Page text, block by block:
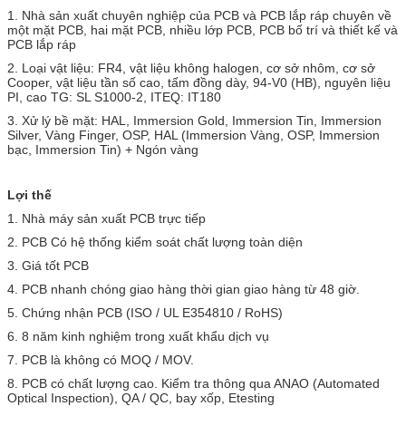
1. Nhà sản xuất chuyên nghiệp của PCB và PCB lắp ráp chuyên về
một mặt PCB, hai mặt PCB, nhiều lớp PCB, PCB bố trí và thiết kế và
PCB lắp ráp
2. Loại vật liệu: FR4, vật liệu không halogen, cơ sở nhôm, cơ sở
Cooper, vật liệu tần số cao, tấm đồng dày, 94-V0 (HB), nguyên liệu
PI, cao TG: SL S1000-2, ITEQ: IT180
3. Xử lý bề mặt: HAL, Immersion Gold, Immersion Tin, Immersion
Silver, Vàng Finger, OSP, HAL (Immersion Vàng, OSP, Immersion
bạc, Immersion Tin) + Ngón vàng
Lợi thế
1. Nhà máy sản xuất PCB trực tiếp
2. PCB Có hệ thống kiểm soát chất lượng toàn diện
3. Giá tốt PCB
4. PCB nhanh chóng giao hàng thời gian giao hàng từ 48 giờ.
5. Chứng nhận PCB (ISO / UL E354810 / RoHS)
6. 8 năm kinh nghiệm trong xuất khẩu dịch vụ
7. PCB là không có MOQ / MOV.
8. PCB có chất lượng cao. Kiểm tra thông qua ANAO (Automated
Optical Inspection), QA / QC, bay xốp, Etesting